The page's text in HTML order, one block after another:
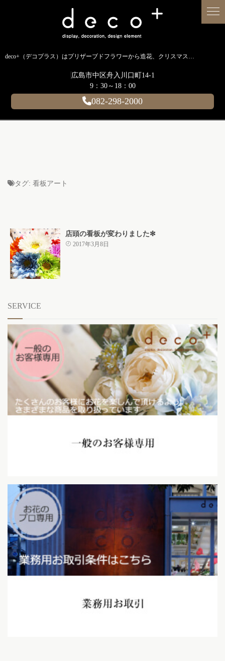
deco+（デコプラス）はプリザーブドフラワーから造花、クリスマス装飾、イルミネーションに至るまで扱う広島のディスプレイ専門ショップです。
広島市中区舟入川口町14-1
9：30～18：00
082-298-2000
タグ: 看板アート
店頭の看板が変わりました✻
2017年3月8日
SERVICE